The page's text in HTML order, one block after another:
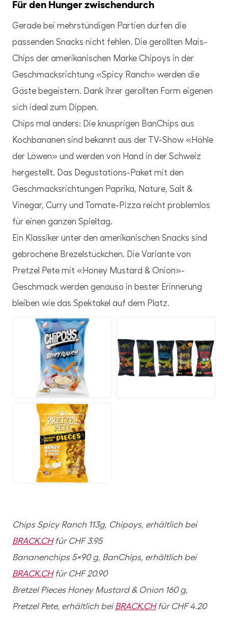
Für den Hunger zwischendurch
Gerade bei mehrstündigen Partien dürfen die
passenden Snacks nicht fehlen. Die gerollten Mais-
Chips der amerikanischen Marke Chipoys in der
Geschmacksrichtung «Spicy Ranch» werden die
Gäste begeistern. Dank ihrer gerollten Form eigenen
sich ideal zum Dippen.
Chips mal anders: Die knusprigen BanChips aus
Kochbananen sind bekannt aus der TV-Show «Höhle
der Löwen» und werden von Hand in der Schweiz
hergestellt. Das Degustations-Paket mit den
Geschmacksrichtungen Paprika, Nature, Salt &
Vinegar, Curry und Tomate-Pizza reicht problemlos
für einen ganzen Spieltag.
Ein Klassiker unter den amerikanischen Snacks sind
gebrochene Brezelstückchen. Die Variante von
Pretzel Pete mit «Honey Mustard & Onion»-
Geschmack werden genauso in bester Erinnerung
bleiben wie das Spektakel auf dem Platz.
Chips Spicy Ranch 113g, Chipoys, erhältlich bei
BRACK.CHfür CHF 3.95
Bananenchips 5×90 g, BanChips, erhältlich bei
BRACK.CHfür CHF 20.90
Bretzel Pieces Honey Mustard & Onion 160 g,
Pretzel Pete, erhältlich beiBRACK.CHfür CHF 4.20